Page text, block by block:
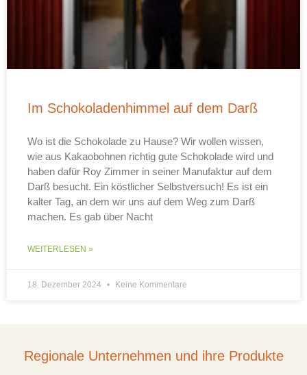
Im Schokoladenhimmel auf dem Darß
Wo ist die Schokolade zu Hause? Wir wollen wissen,
wie aus Kakaobohnen richtig gute Schokolade wird und
haben dafür Roy Zimmer in seiner Manufaktur auf dem
Darß besucht. Ein köstlicher Selbstversuch! Es ist ein
kalter Tag, an dem wir uns auf dem Weg zum Darß
machen. Es gab über Nacht
WEITERLESEN »
18. Dezember 2024 Keine Kommentare
Regionale Unternehmen und ihre Produkte